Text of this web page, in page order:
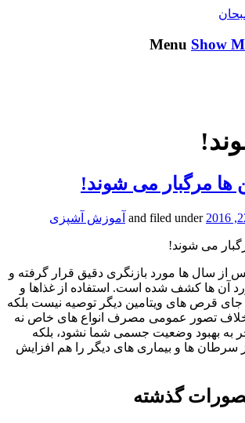
Menu Show
ها مرگبار می شوند!
and filed under آموزش آشپزی
می شوند!
از سال ها مورد بازنگری دقیق قرار گرفته و
آن ها کشف شده است. استفاده از غذاها و
قرص‌ های ویتامین دیگر توصیه نیست بلکه
تصور عمومی مصرف انواع های خاص نه
به بهبود وضعیت جسمی شما نشود، بلکه
سرطان ‌ها و بیماری‌ های دیگر را هم افزایش
گذشته